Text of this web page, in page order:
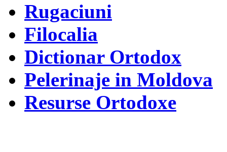
Rugaciuni
Filocalia
Dictionar Ortodox
Pelerinaje in Moldova
Resurse Ortodoxe